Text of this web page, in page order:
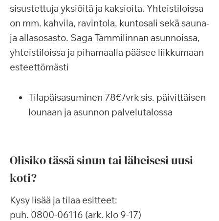
sisustettuja yksiöitä ja kaksioita. Yhteistiloissa
on mm. kahvila, ravintola, kuntosali sekä sauna-
ja allasosasto. Saga Tammilinnan asunnoissa,
yhteistiloissa ja pihamaalla pääsee liikkumaan
esteettömästi
Tilapäisasuminen 78€/vrk sis. päivittäisen
lounaan ja asunnon palvelutalossa
Olisiko tässä sinun tai läheisesi uusi
koti?
Kysy lisää ja tilaa esitteet:
puh. 0800-06116 (ark. klo 9-17)